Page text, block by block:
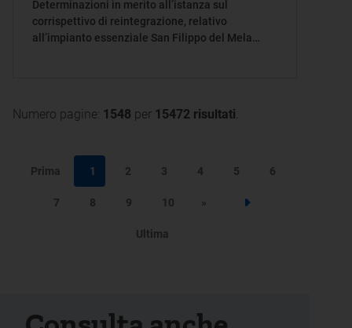
Determinazioni in merito all’istanza sul
corrispettivo di reintegrazione, relativo
all’impianto essenziale San Filippo del Mela
Numero pagine: 1548 per 15472 risultati.
Prima 1 2 3 4 5 6
7 8 9 10 »
Step successivo
Ultima